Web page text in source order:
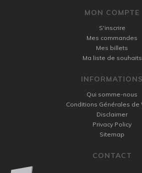
MON COMPTE
S'inscrire
Mes commandes
Mes billets
Ma liste de souhaits
INFORMATIONS
Qui somme-nous
Conditions Générales de
Disclaimer
Privacy Policy
Sitemap
CONTACT